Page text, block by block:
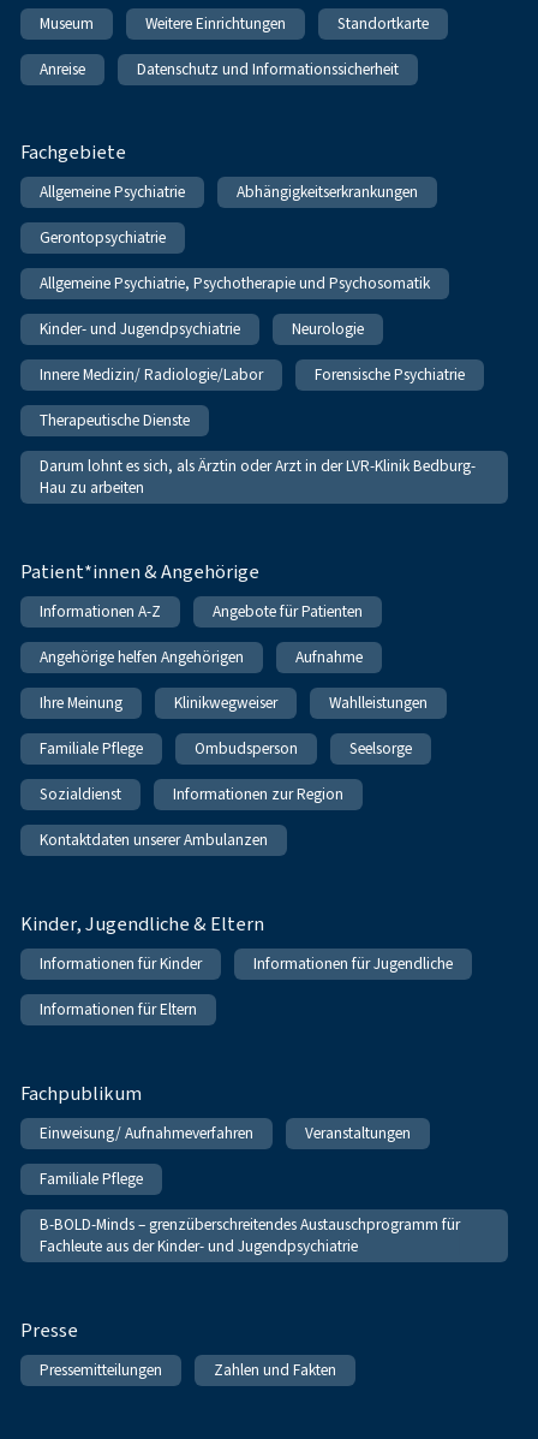
Museum Weitere Einrichtungen Standortkarte
Anreise Datenschutz und Informationssicherheit
Fachgebiete
Allgemeine Psychiatrie Abhängigkeitserkrankungen
Gerontopsychiatrie
Allgemeine Psychiatrie, Psychotherapie und Psychosomatik
Kinder- und Jugendpsychiatrie Neurologie
Innere Medizin/ Radiologie/Labor Forensische Psychiatrie
Therapeutische Dienste
Darum lohnt es sich, als Ärztin oder Arzt in der LVR-Klinik Bedburg-
Hau zu arbeiten
Patient*innen & Angehörige
Informationen A-Z Angebote für Patienten
Angehörige helfen Angehörigen Aufnahme
Ihre Meinung Klinikwegweiser Wahlleistungen
Familiale Pflege Ombudsperson Seelsorge
Sozialdienst Informationen zur Region
Kontaktdaten unserer Ambulanzen
Kinder, Jugendliche & Eltern
Informationen für Kinder Informationen für Jugendliche
Informationen für Eltern
Fachpublikum
Einweisung/ Aufnahmeverfahren Veranstaltungen
Familiale Pflege
B-BOLD-Minds – grenzüberschreitendes Austauschprogramm für
Fachleute aus der Kinder- und Jugendpsychiatrie
Presse
Pressemitteilungen Zahlen und Fakten